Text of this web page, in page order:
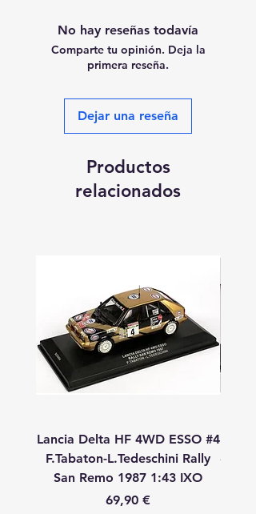
No hay reseñas todavía
Comparte tu opinión. Deja la
primera reseña.
Dejar una reseña
Productos
relacionados
Lancia Delta HF 4WD ESSO #4
F.Tabaton-L.Tedeschini Rally
San Remo 1987 1:43 IXO
Precio
69,90 €
#11